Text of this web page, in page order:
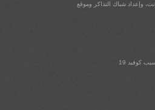
وإعداد شباك التذاكر وموقع
كوفيد 19